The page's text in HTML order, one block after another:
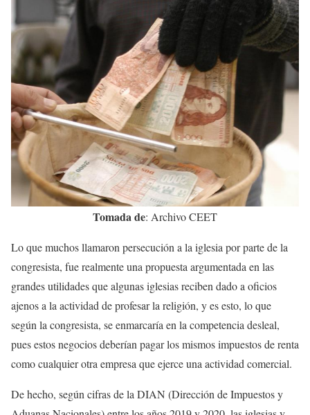
Tomada de: Archivo CEET
Lo que muchos llamaron persecución a la iglesia por parte de la
congresista, fue realmente una propuesta argumentada en las
grandes utilidades que algunas iglesias reciben dado a oficios
ajenos a la actividad de profesar la religión, y es esto, lo que
según la congresista, se enmarcaría en la competencia desleal,
pues estos negocios deberían pagar los mismos impuestos de renta
como cualquier otra empresa que ejerce una actividad comercial.
De hecho, según cifras de la DIAN (Dirección de Impuestos y